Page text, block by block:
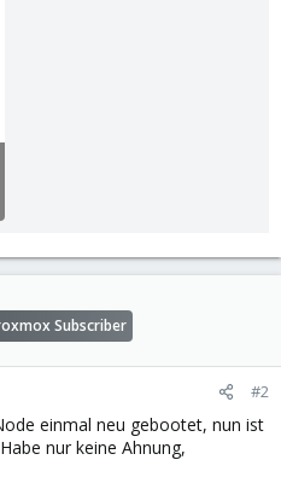
Subscriber
#2
einmal neu gebootet, nun ist
nur keine Ahnung,